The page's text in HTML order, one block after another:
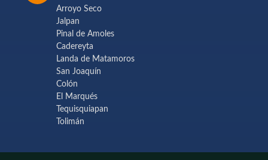
Arroyo Seco
Jalpan
Pinal de Amoles
Cadereyta
Landa de Matamoros
San Joaquín
Colón
El Marqués
Tequisquiapan
Tolimán